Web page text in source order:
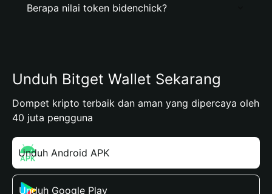
Berapa nilai token bidenchick?
Unduh Bitget Wallet Sekarang
Dompet kripto terbaik dan aman yang dipercaya oleh
40 juta pengguna
Unduh Android APK
Unduh Google Play